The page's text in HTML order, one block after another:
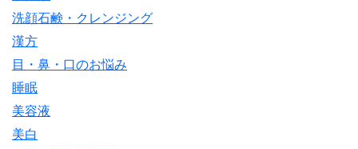
洗顔石鹸・クレンジング
漢方
目・鼻・口のお悩み
睡眠
美容液
美白